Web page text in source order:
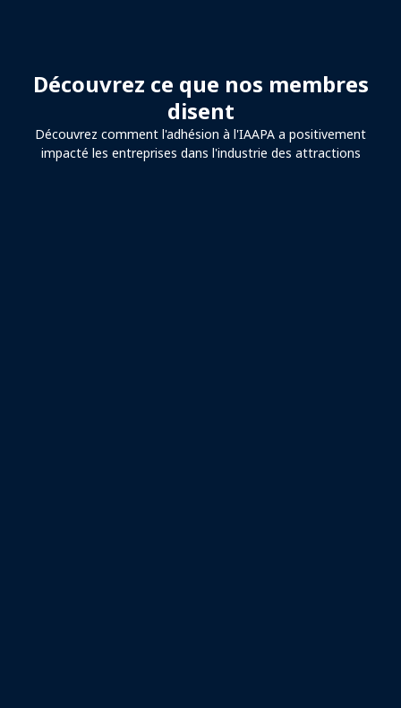
Découvrez ce que nos membres
disent
Découvrez comment l'adhésion à l'IAAPA a positivement
impacté les entreprises dans l'industrie des attractions